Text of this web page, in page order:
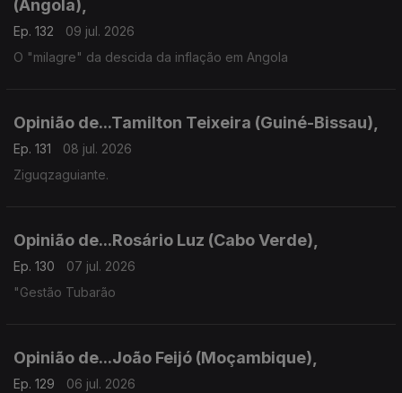
(Angola),
Ep. 132
09 jul. 2026
O "milagre" da descida da inflação em Angola
Opinião de...Tamilton Teixeira (Guiné-Bissau),
Ep. 131
08 jul. 2026
Ziguqzaguiante.
Opinião de...Rosário Luz (Cabo Verde),
Ep. 130
07 jul. 2026
"Gestão Tubarão
Opinião de...João Feijó (Moçambique),
Ep. 129
06 jul. 2026